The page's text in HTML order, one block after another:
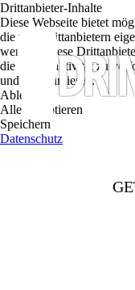
Drittanbieter-Inhalte
Diese Webseite bietet
die von Drittanbietern
werden. Diese
die Nutzeraktivität zu
und zu optimieren.
Ablehnen
Alle akzeptieren
Speichern
Datenschutz